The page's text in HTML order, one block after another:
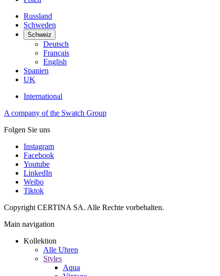
Russland
Schweden
Schweiz
Deutsch
Français
English
Spanien
UK
International
A company of the Swatch Group
Folgen Sie uns
Instagram
Facebook
Youtube
LinkedIn
Weibo
Tiktok
Copyright CERTINA SA. Alle Rechte vorbehalten.
Main navigation
Kollektion
Alle Uhren
Styles
Aqua